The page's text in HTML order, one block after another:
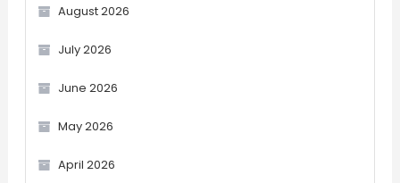
August 2026
July 2026
June 2026
May 2026
April 2026